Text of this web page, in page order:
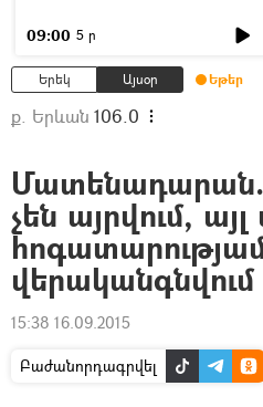
09:00 5 ր
Երեկ Այսօր Եթեր
ք. Երևան 106.0
Մատենադարան.
չեն այրվում,
վերականգնվում
15:38 16.09.2015
Բաժանորդագրվել